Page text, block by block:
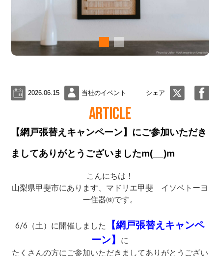
2026.06.15 当社のイベント シェア
ARTICLE
【網戸張替えキャンペーン】にご参加いただき
ましてありがとうございましたm(__)m